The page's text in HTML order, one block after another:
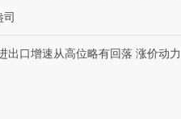
出口增速从高位略有回落 涨价动力